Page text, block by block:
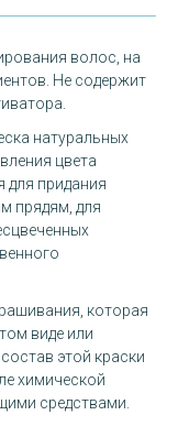
волос, на
Не содержит
натуральных
цвета
придания
прядям, для
которая
виде или
этой краски
химической
средствами.